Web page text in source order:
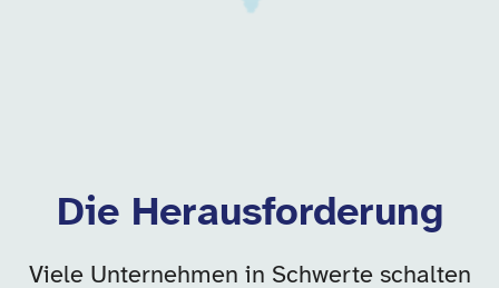
Die Herausforderung
Viele Unternehmen in Schwerte schalten